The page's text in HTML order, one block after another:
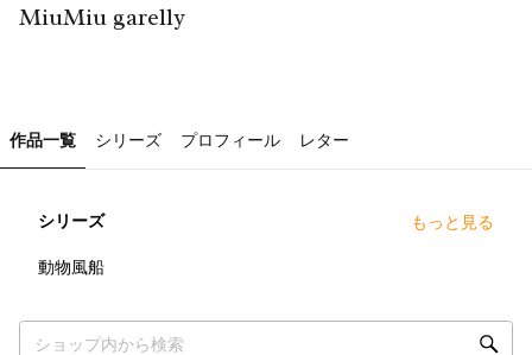
MiuMiu garelly
作品一覧 シリーズ プロフィール レター
シリーズ もっと見る
動物風船